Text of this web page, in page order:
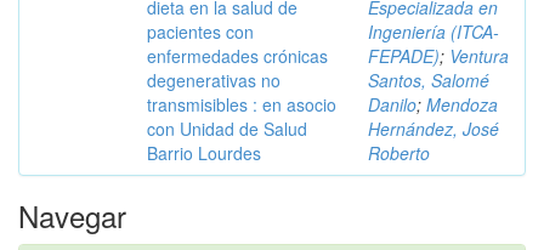
dieta en la salud de
pacientes con
enfermedades crónicas
degenerativas no
transmisibles : en asocio
con Unidad de Salud
Barrio Lourdes
Especializada en
Ingeniería (ITCA-
FEPADE); Ventura
Santos, Salomé
Danilo; Mendoza
Hernández, José
Roberto
Navegar